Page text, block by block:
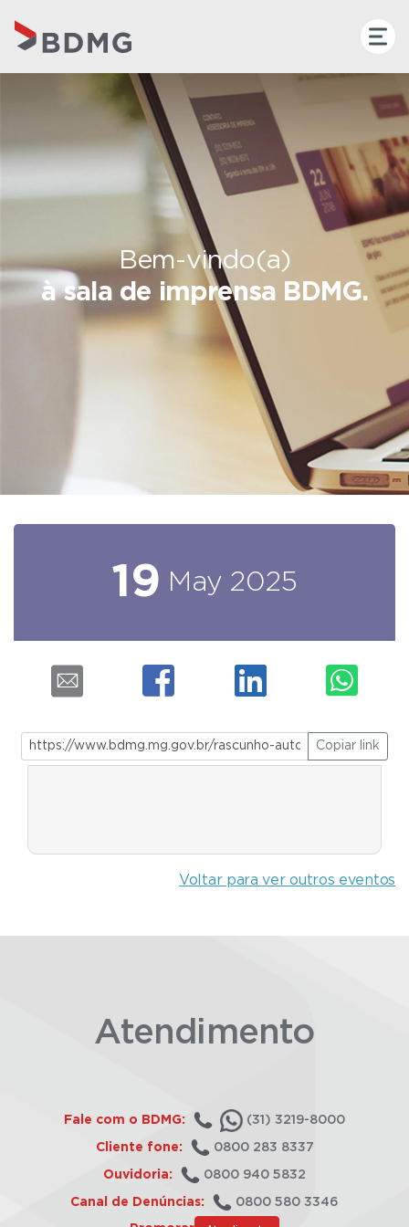
Bem-vindo(a)
à sala de imprensa BDMG.
19 May 2025
Copiar link
Voltar para ver outros eventos
Atendimento
Fale com o BDMG: (31) 3219-8000
Cliente fone: 0800 283 8337
Ouvidoria: 0800 940 5832
Canal de Denúncias: 0800 580 3346